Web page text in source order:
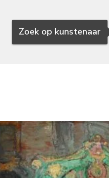
Zoek op kunstenaar